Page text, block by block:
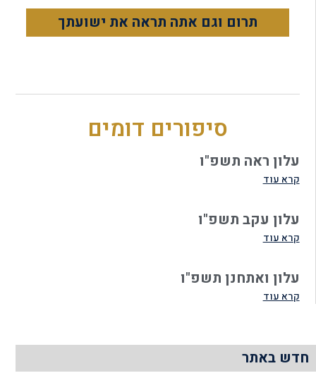
חדש באתר
תרום וגם אתה תראה את ישועתך
סיפורים דומים
עלון ראה תשפ"ו
קרא עוד
עלון עקב תשפ"ו
קרא עוד
עלון ואתחנן תשפ"ו
קרא עוד